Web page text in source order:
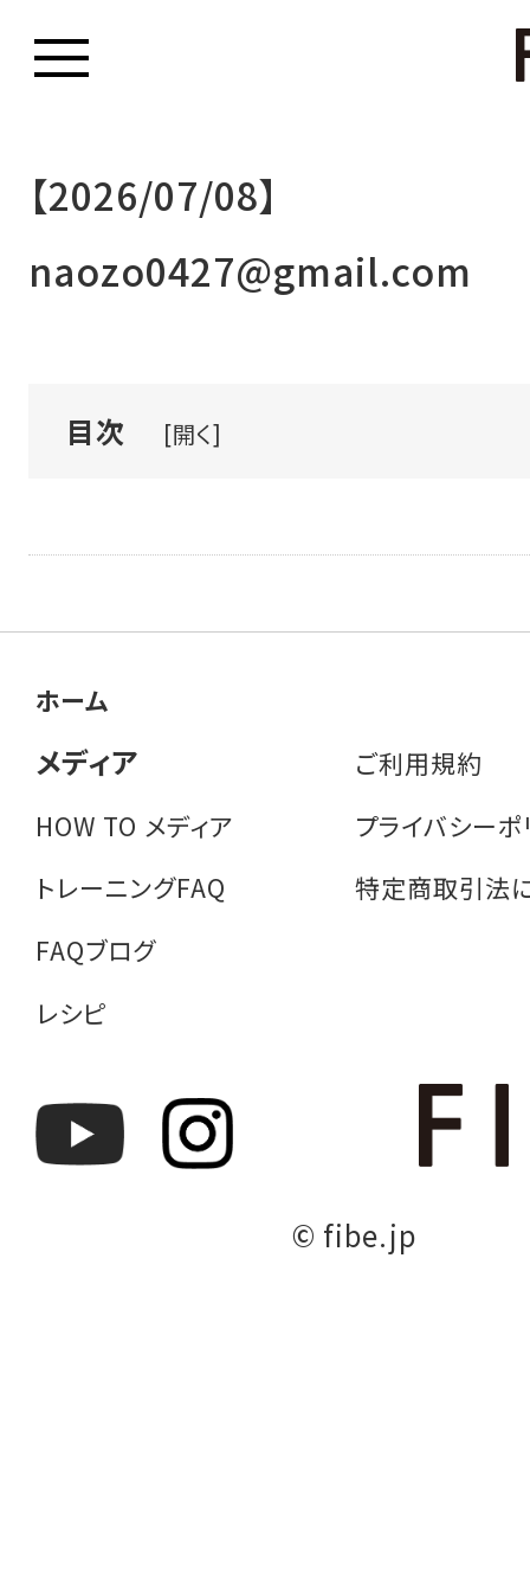
【2026/07/08】
naozo0427@gmail.com
目次 [開く]
ホーム
メディア
HOW TO メディア
トレーニングFAQ
FAQブログ
レシピ
ご利用規約
プライバシー
特定商取引法
© fibe.jp